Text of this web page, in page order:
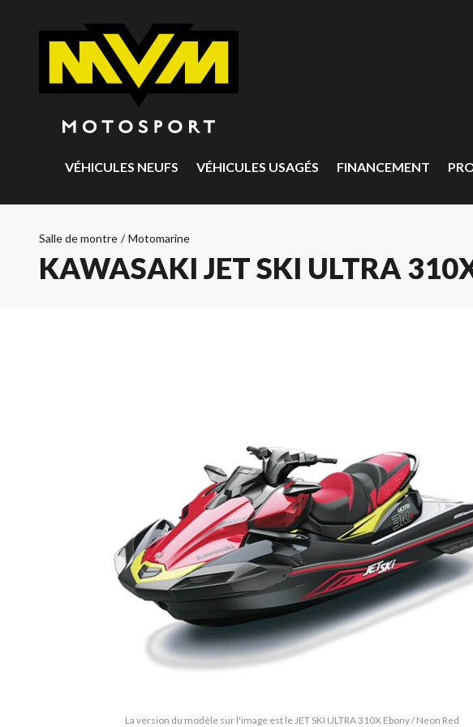
VÉHICULES NEUFS VÉHICULES USAGÉS FINANCEMENT
Salle de montre / Motomarine
KAWASAKI JET SKI ULTRA
La version du modèle sur l'image est le JET SKI ULTRA 310X Ebony / Neon Red